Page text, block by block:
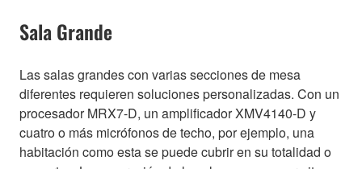
Sala Grande
Las salas grandes con varias secciones de mesa
diferentes requieren soluciones personalizadas. Con un
procesador MRX7-D, un amplificador XMV4140-D y
cuatro o más micrófonos de techo, por ejemplo, una
habitación como esta se puede cubrir en su totalidad o